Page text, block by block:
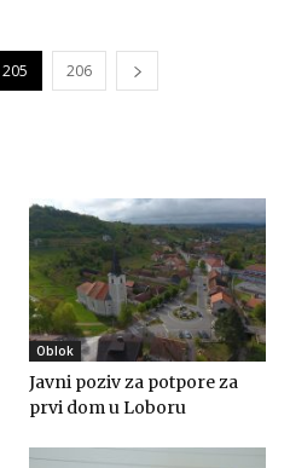
205 206
Oblok
Javni poziv za potpore za
prvi dom u Loboru